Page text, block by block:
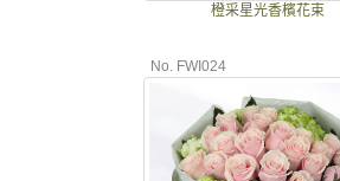
橙采星光香檳花束
No. FWI024